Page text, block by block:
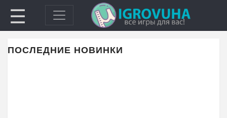
☰
ПОСЛЕДНИЕ НОВИНКИ